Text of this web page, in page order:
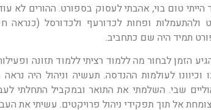
הייתי טום בוי, אהבתי לעסוק בספורט. ההורים לא
ולהתעמלות ופחות לכדורעף ולכדורסל
תמיד היה שם כתחביב.
הזמן לבחור מה ללמוד רציתי ללמוד תזונה
וכיוונו לעולמות ההנדסה. תעשיה וניהול היה
שבי. השלמתי את התואר ובמקביל התחלתי
אל תוך תפקידי ניהול פרויקטים. עשיתי את